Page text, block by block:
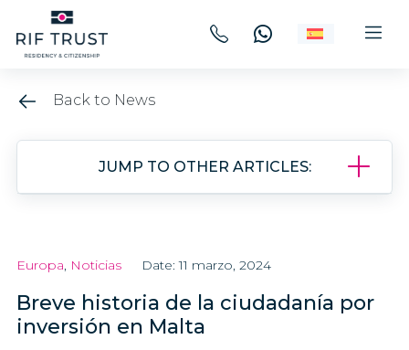
Back to News
JUMP TO OTHER ARTICLES:
Europa, Noticias Date: 11 marzo, 2024
Breve historia de la ciudadanía por
inversión en Malta